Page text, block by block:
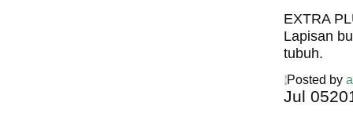
EXTRA
Lapisan
tubuh.
Posted by
Jul 05